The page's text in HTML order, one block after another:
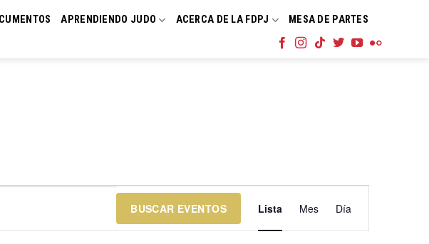
APRENDIENDO JUDO ACERCA DE LA FDPJ MESA DE PARTES
BUSCAR EVENTOS Lista Mes Día